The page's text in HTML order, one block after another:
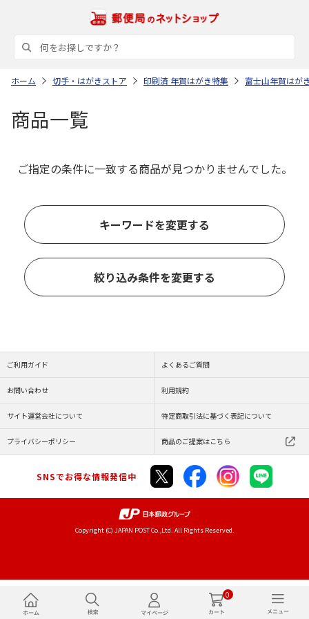
0
ホーム 切手・はがきストア 印刷済 年賀はがき特集 富士山年賀はが
商品一覧
ご指定の条件に一致する商品が見つかりませんでした。
キーワードを変更する
絞り込み条件を変更する
ご利用ガイド よくあるご質問
お問い合わせ 利用規約
サイト運営会社について 特定商取引法に基づく表記について
プライバシーポリシー 商品のご提案はこちら
SNSでお得な情報発信中
Copyright (C) JAPAN POST Co.,Ltd. All Rights Reserved.